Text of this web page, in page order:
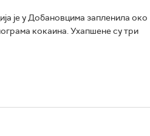
је у Добановцима запленила око
кокаина. Ухапшене су три